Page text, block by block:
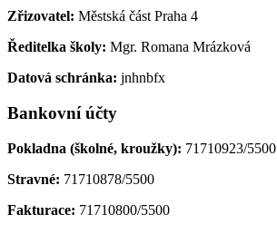
Zřizovatel: Městská část Praha 4
Ředitelka školy: Mgr. Romana Mrázková
Datová schránka: jnhnbfx
Bankovní účty
Pokladna (školné, kroužky): 71710923/5500
Stravné: 71710878/5500
Fakturace: 71710800/5500